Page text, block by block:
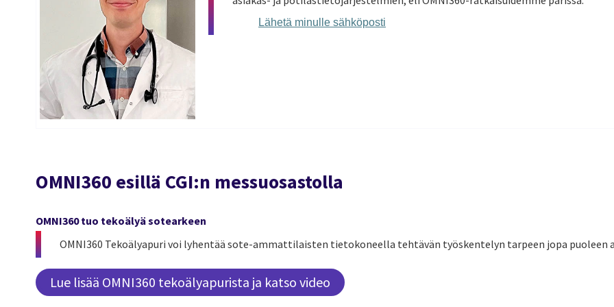
Lähetä minulle sähköposti
OMNI360 esillä CGI:n messuosastolla
OMNI360 tuo tekoälyä sotearkeen
OMNI360 Tekoälyapuri voi lyhentää sote-ammattilaisten tietokoneella tehtävän työskentelyn tarpeen jopa puoleen
Lue lisää OMNI360 tekoälyapurista ja katso video